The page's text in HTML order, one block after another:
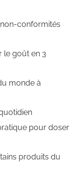
conformités
le goût en 3
monde à
pour doser
produits du